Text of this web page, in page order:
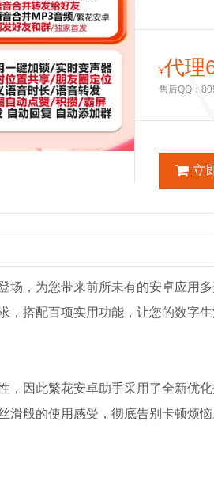
¥代理
售后QQ：
立
场，为您带来前所未有的安卓应用
，搭配百项实用功能，让您的数字生
，因此繁花安卓助手采用了全新优
滑般的使用感受，彻底告别卡顿烦恼